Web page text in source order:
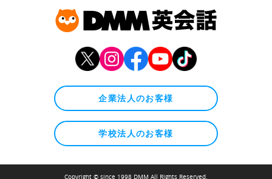
企業法人のお客様
学校法人のお客様
Copyright © since 1998 DMM All Rights Reserved.